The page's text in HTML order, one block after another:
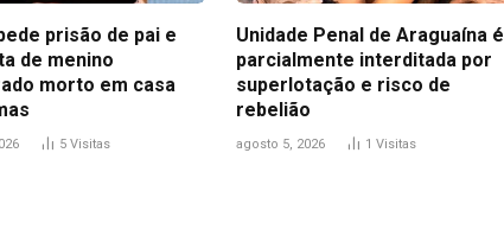
prisão de pai e
de menino
morto em casa
5 Visitas
Unidade Penal de Araguaína é
parcialmente interditada por
superlotação e risco de
rebelião
agosto 5, 2026 1 Visitas